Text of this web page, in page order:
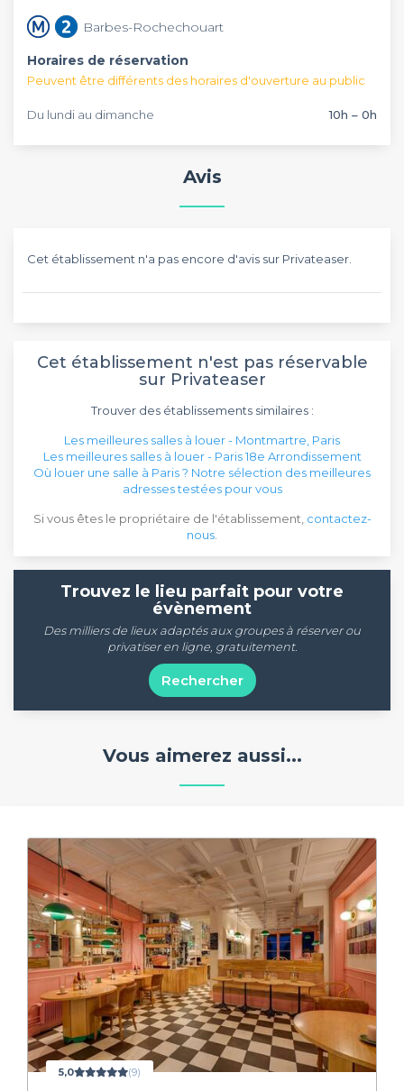
Barbes-Rochechouart
Horaires de réservation
Peuvent être différents des horaires d'ouverture au public
Du lundi au dimanche 10h – 0h
Avis
Cet établissement n'a pas encore d'avis sur Privateaser.
Cet établissement n'est pas réservable
sur Privateaser
Trouver des établissements similaires :
Les meilleures salles à louer - Montmartre, Paris
Les meilleures salles à louer - Paris 18e Arrondissement
Où louer une salle à Paris ? Notre sélection des meilleures
adresses testées pour vous
Si vous êtes le propriétaire de l'établissement, contactez-
nous
Trouvez le lieu parfait pour votre
évènement
Des milliers de lieux adaptés aux groupes à réserver ou
privatiser en ligne, gratuitement.
Rechercher
Vous aimerez aussi...
5,0 (9)